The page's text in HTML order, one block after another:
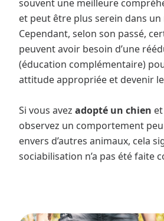
souvent une meilleure
et peut être plus serein dans un
Cependant, selon son passé,
peuvent avoir besoin d’une
(éducation complémentaire)
attitude appropriée et devenir
Si vous avez adopté un chien
observez un comportement
envers d’autres animaux, cela
sociabilisation n’a pas été faite